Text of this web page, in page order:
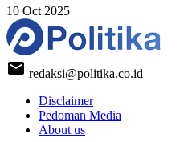
10 Oct 2025
redaksi@politika.co.id
Disclaimer
Pedoman Media
About us